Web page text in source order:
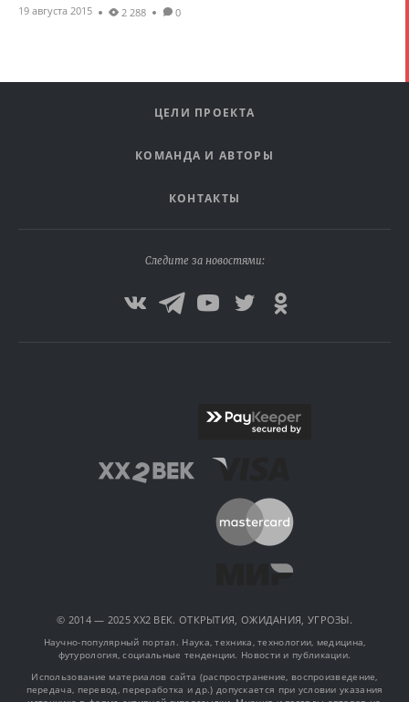
19 августа 2015 2 288 0
ЦЕЛИ ПРОЕКТА
КОМАНДА И АВТОРЫ
КОНТАКТЫ
Следите за новостями:
© 2014 — 2025 XX2 ВЕК. ОТКРЫТИЯ, ОЖИДАНИЯ, УГРОЗЫ.
Научно-популярный портал. Наука, техника, технологии, медицина,
футурология, социальные тенденции. Новости и публикации.
Использование материалов сайта (распространение, воспроизведение,
передача, перевод, переработка и др.) допускается при условии указания